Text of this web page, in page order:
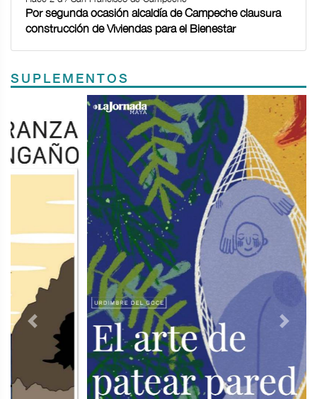
Por segunda ocasión alcaldía de Campeche clausura
construcción de Viviendas para el Bienestar
SUPLEMENTOS
Previous Next